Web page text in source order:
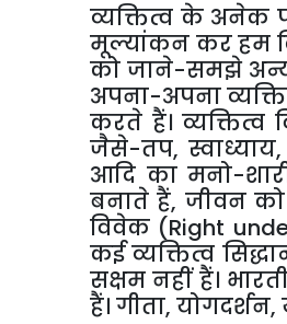
व्यक्तित्व के अनेक
मूल्यांकन कर हम
को जाने-समझे
अपना-अपना
करते हैं। व्यक्तित्व
जैसे-तप,स्वाध्याय,
आदि का मनो-
बनाते हैं, जीवन को
विवेक (Right
कई व्यक्तित्व
सक्षम नहीं हैं।
हैं। गीता, योगदर्शन,